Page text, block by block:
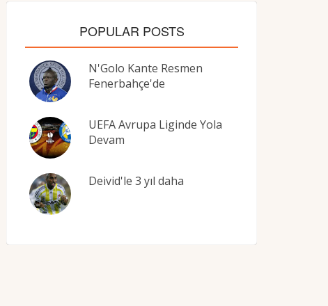
POPULAR POSTS
N'Golo Kante Resmen
Fenerbahçe'de
UEFA Avrupa Liginde Yola
Devam
Deivid'le 3 yıl daha